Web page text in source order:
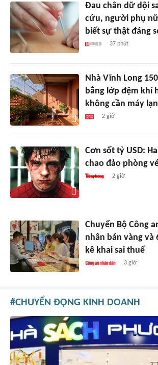
Đau chân dữ dội
cứu, người phụ
biết sự thật đáng
37 phút
Nhà Vĩnh Long
bằng lớp đệm khí
không cần máy
2 giờ
Cơn sốt tỷ USD:
chao đảo phòng
2 giờ
Chuyển Bộ Công
nhân bán vàng và
kê khai sai thuế
3 giờ
CHUYỂN ĐỘNG KINH DOANH